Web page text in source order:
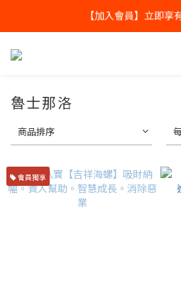
全球寄送【免運優惠】台灣請
【加入會員】立即享
全球寄送【免運優惠】台灣請
魯士那洛
商品排序
會員獨享